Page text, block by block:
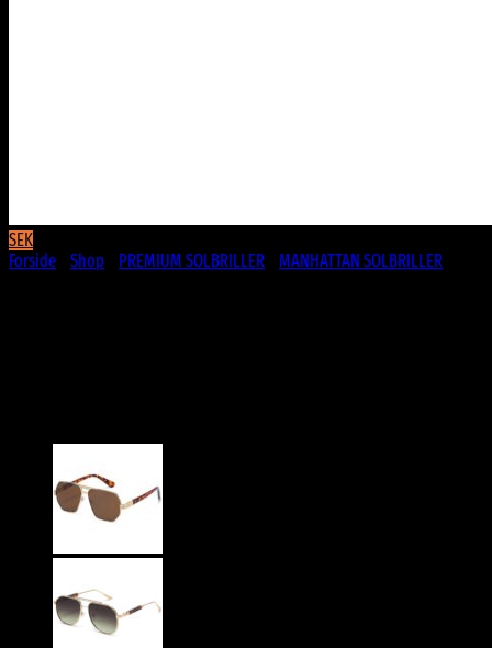
SEK
Forside
Shop PREMIUM SOLBRILLER MANHATTAN SOLBRILLER